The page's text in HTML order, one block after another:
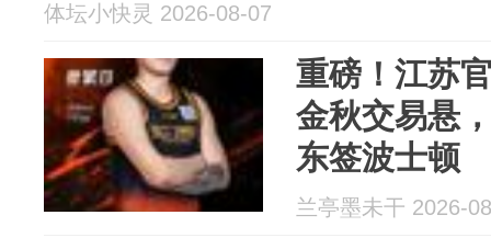
体坛小快灵 2026-08-07
重磅！江苏
金秋交易悬
东签波士顿
兰亭墨未干 2026-